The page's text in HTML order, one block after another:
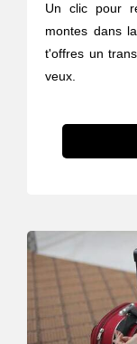
Un clic pour
montes dans
t'offres un
veux.